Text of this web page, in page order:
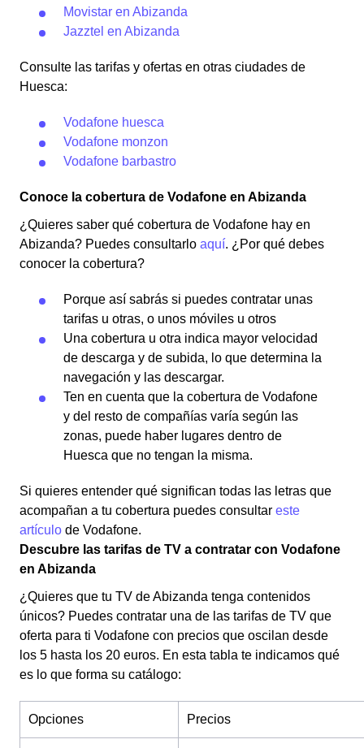
Movistar en Abizanda
Jazztel en Abizanda
Consulte las tarifas y ofertas en otras ciudades de
Huesca:
Vodafone huesca
Vodafone monzon
Vodafone barbastro
Conoce la cobertura de Vodafone en Abizanda
¿Quieres saber qué cobertura de Vodafone hay en
Abizanda? Puedes consultarlo aquí. ¿Por qué debes
conocer la cobertura?
Porque así sabrás si puedes contratar unas
tarifas u otras, o unos móviles u otros
Una cobertura u otra indica mayor velocidad
de descarga y de subida, lo que determina la
navegación y las descargar.
Ten en cuenta que la cobertura de Vodafone
y del resto de compañías varía según las
zonas, puede haber lugares dentro de
Huesca que no tengan la misma.
Si quieres entender qué significan todas las letras que
acompañan a tu cobertura puedes consultar este
artículo de Vodafone.
Descubre las tarifas de TV a contratar con Vodafone
en Abizanda
¿Quieres que tu TV de Abizanda tenga contenidos
únicos? Puedes contratar una de las tarifas de TV que
oferta para ti Vodafone con precios que oscilan desde
los 5 hasta los 20 euros. En esta tabla te indicamos qué
es lo que forma su catálogo:
Opciones Precios